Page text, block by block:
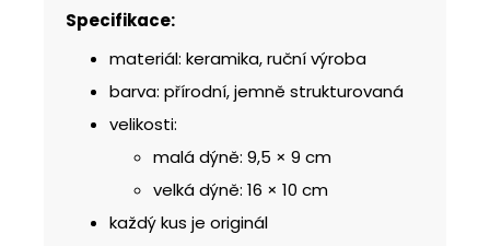
Specifikace:
materiál: keramika, ruční výroba
barva: přírodní, jemně strukturovaná
velikosti:
malá dýně: 9,5 × 9 cm
velká dýně: 16 × 10 cm
každý kus je originál